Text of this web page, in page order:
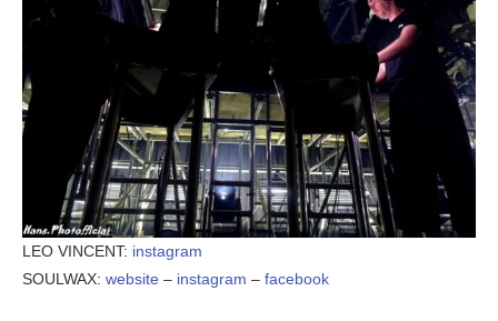
LEO VINCENT: instagram
SOULWAX: website – instagram – facebook